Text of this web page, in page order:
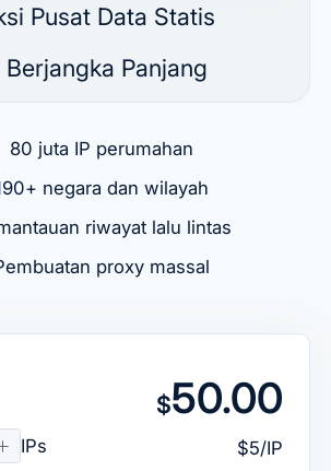
Pusat Data Statis
Berjangka Panjang
80 juta IP perumahan
negara dan wilayah
riwayat lalu lintas
proxy massal
IPs
$50.00
$5/IP